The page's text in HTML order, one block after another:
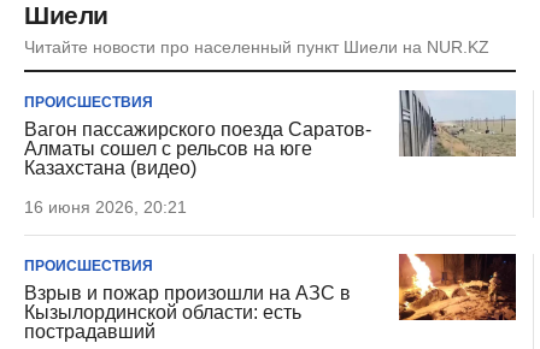
Шиели
Читайте новости про населенный пункт Шиели на NUR.KZ
ПРОИСШЕСТВИЯ
Вагон пассажирского поезда Саратов-
Алматы сошел с рельсов на юге
Казахстана (видео)
16 июня 2026, 20:21
ПРОИСШЕСТВИЯ
Взрыв и пожар произошли на АЗС в
Кызылординской области: есть
пострадавший